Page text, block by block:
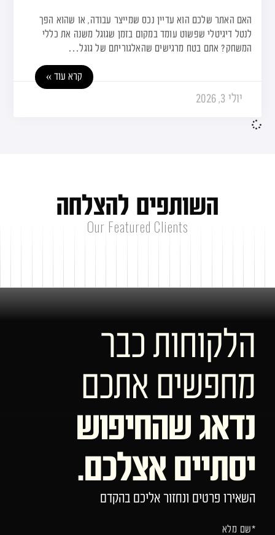
האם האתר שלכם הוא עדיין נכס שמייצר עבודה, או שהוא הפך
לנטל דיגיטלי שפשוט עומד במקום בזמן שגוגל משנה את כללי
המשחק? אתם בטח מרגישים שהאלגוריתם של גוגל…
קרא עוד »
יולי 3, 2026
השותפים להצלחה
Our Featured Clients
הלקוחות כבר
מחפשים אתכם
נדאג שהחיפוש
יסתיים אצלכם.
השאירו פרטים ונחזור אליכם בהקדם
*שם מלא